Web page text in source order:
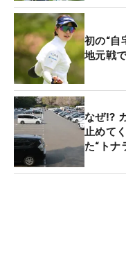
初の“自
地元戦
なぜ⁉
止めて
た“トナ